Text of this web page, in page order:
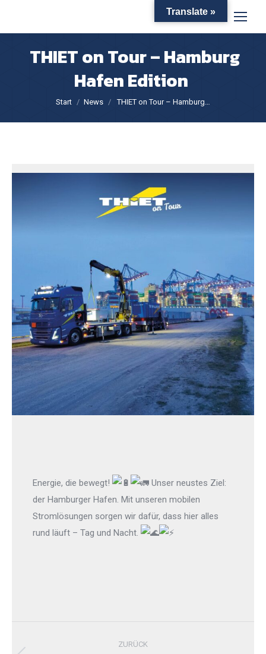
THIET on Tour – Hamburg
Hafen Edition
Sie befinden sich hier:
Start News THIET on Tour – Hamburg…
Energie, die bewegt!
Unser neustes Ziel:
der Hamburger Hafen. Mit unseren mobilen
Stromlösungen sorgen wir dafür, dass hier alles
rund läuft – Tag und Nacht.
ZURÜCK
Translate »